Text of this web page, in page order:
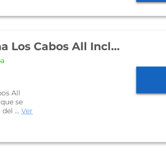
Grand Fiesta Americana Los Cabos All Inclusive Golf and Spa
All
se
... Ver